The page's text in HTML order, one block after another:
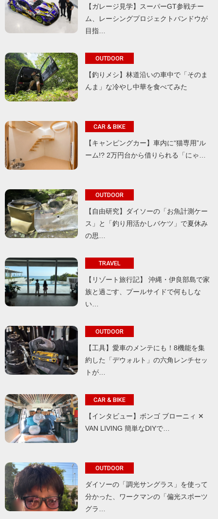
【ガレージ見学】スーパーGT参戦チー
ム、レーシングプロジェクトバンドウが
目指…
OUTDOOR
【釣りメシ】林道沿いの車中で「そのま
んま」な冷やし中華を食べてみた
CAR & BIKE
【キャンピングカー】車内に“猫専用”ル
ーム!? 2万円台から借りられる「にゃ…
OUTDOOR
【自由研究】ダイソーの「お魚計測ケー
ス」と「釣り用活かしバケツ」で夏休み
の思…
TRAVEL
【リゾート旅行記】 沖縄・伊良部島で家
族と過ごす、プールサイドで何もしな
い…
OUTDOOR
【工具】愛車のメンテにも！8機能を集
約した「デウォルト」の六角レンチセッ
トが…
CAR & BIKE
【インタビュー】ボンゴ ブローニィ ✕
VAN LIVING 簡単なDIYで…
OUTDOOR
ダイソーの「調光サングラス」を使って
分かった、ワークマンの「偏光スポーツ
グラ…